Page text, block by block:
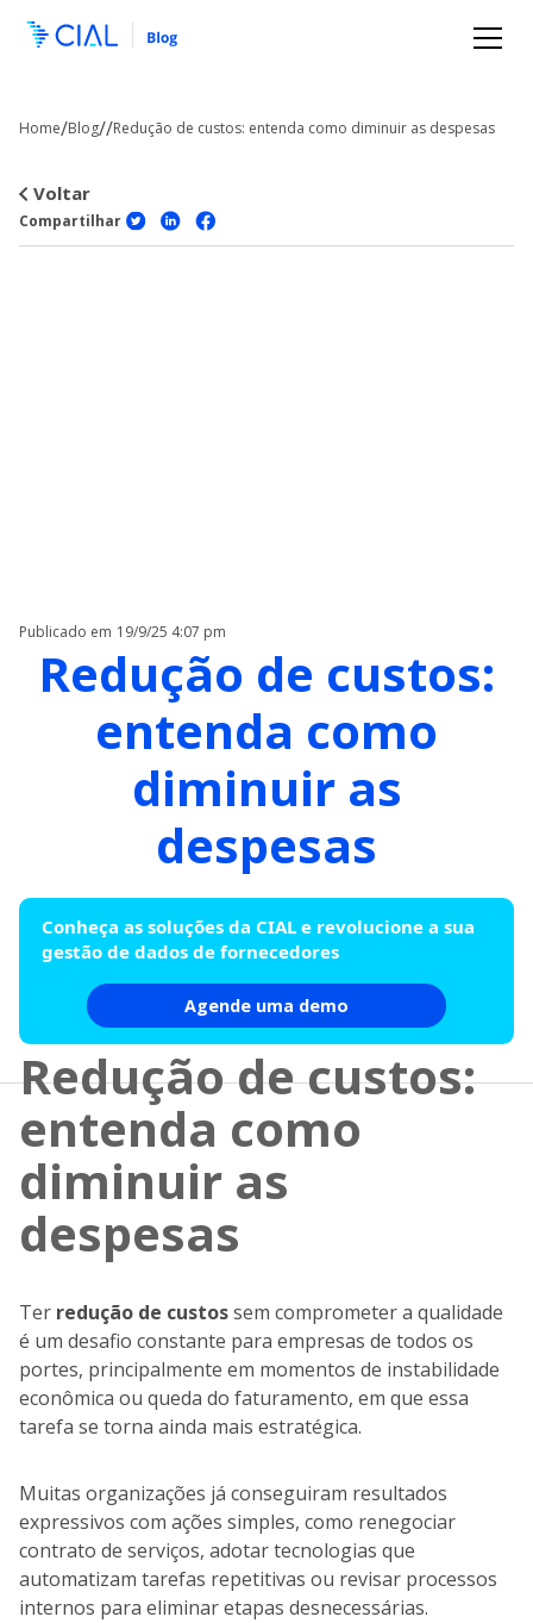
Home/Blog//Redução de custos: entenda como diminuir as despesas
Voltar
Compartilhar
Publicado em 19/9/25 4:07 pm
Redução de custos:
entenda como
diminuir as
despesas
Conheça as soluções da CIAL e revolucione a sua
gestão de dados de fornecedores
Agende uma demo
Redução de custos:
entenda como
diminuir as
despesas
Ter redução de custossem comprometer a qualidade
é um desafio constante para empresas de todos os
portes, principalmente em momentos de instabilidade
econômica ou queda do faturamento, em que essa
tarefa se torna ainda mais estratégica.
Muitas organizações já conseguiram resultados
expressivos com ações simples, como renegociar
contrato de serviços, adotar tecnologias que
automatizam tarefas repetitivas ou revisar processos
internos para eliminar etapas desnecessárias.